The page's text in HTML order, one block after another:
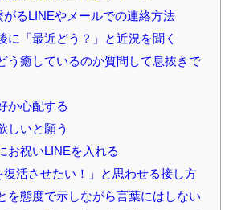
るLINEやメールでの連絡方法
に「最近どう？」と近況を聞く
う癒しているのか質問して息抜きで
か心配する
しいと願う
お祝いLINEを入れる
活させたい！」と思わせる接し方
を態度で示しながら言葉にはしない